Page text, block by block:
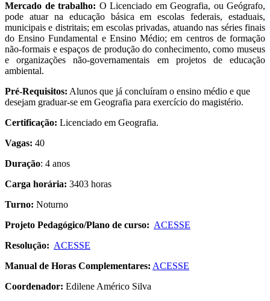
Mercado de trabalho: O Licenciado em Geografia, ou Geógrafo,
pode atuar na educação básica em escolas federais, estaduais,
municipais e distritais; em escolas privadas, atuando nas séries finais
do Ensino Fundamental e Ensino Médio; em centros de formação
não-formais e espaços de produção do conhecimento, como museus
e organizações não-governamentais em projetos de educação
ambiental.
Pré-Requisitos: Alunos que já concluíram o ensino médio e que
desejam graduar-se em Geografia para exercício do magistério.
Certificação: Licenciado em Geografia.
Vagas: 40
Duração: 4 anos
Carga horária: 3403 horas
Turno: Noturno
Projeto Pedagógico/Plano de curso: ACESSE
Resolução: ACESSE
Manual de Horas Complementares: ACESSE
Coordenador: Edilene Américo Silva